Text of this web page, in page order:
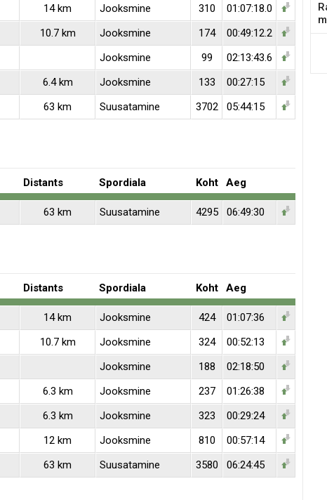
14 km Jooksmine 310 01:07:18.0
10.7 km Jooksmine 174 00:49:12.2
Jooksmine 99 02:13:43.6
6.4 km Jooksmine 133 00:27:15
63 km Suusatamine 3702
05:44:15
Distants Spordiala Koht Aeg
63 km Suusatamine 4295
06:49:30
Distants Spordiala Koht Aeg
14 km Jooksmine 424 01:07:36
10.7 km Jooksmine 324 00:52:13
Jooksmine 188 02:18:50
6.3 km Jooksmine 237 01:26:38
6.3 km Jooksmine 323 00:29:24
12 km Jooksmine 810 00:57:14
63 km Suusatamine 3580
06:24:45